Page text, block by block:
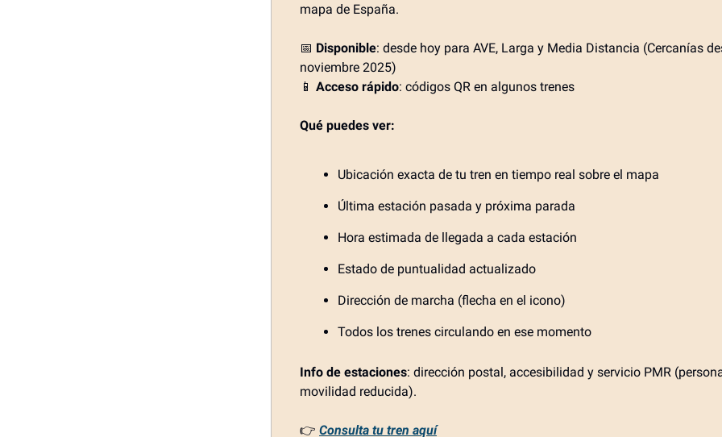
mapa de España.
📅 Disponible: desde hoy para AVE, Larga y Media Distancia (Cercanías
noviembre 2025)
📱 Acceso rápido: códigos QR en algunos trenes
Qué puedes ver:
Ubicación exacta de tu tren en tiempo real sobre el mapa
Última estación pasada y próxima parada
Hora estimada de llegada a cada estación
Estado de puntualidad actualizado
Dirección de marcha (flecha en el icono)
Todos los trenes circulando en ese momento
Info de estaciones: dirección postal, accesibilidad y servicio PMR
movilidad reducida).
👉 Consulta tu tren aquí